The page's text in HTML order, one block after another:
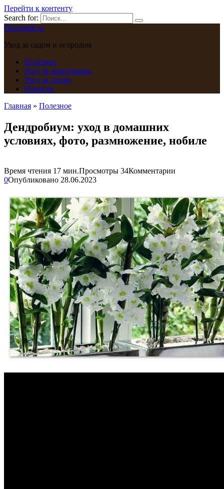
Перейти к контенту
Search for:
Okuchnik.ru
Уход за садом и огородом
Полезное
Уход за животными
Уход за садом
Новости
Главная » Полезное
Дендробиум: уход в домашних
условиях, фото, размножение, нобиле
Время чтения 17 мин.Просмотры 34Комментарии
0Опубликовано 28.06.2023